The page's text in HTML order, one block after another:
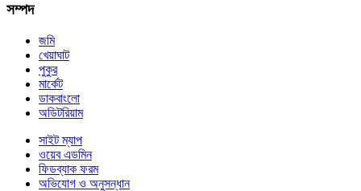
সম্পদ
জমি
খেয়াঘাট
পুকুর
মার্কেট
ডাকবাংলো
অডিটরিয়াম
সাইট ম্যাপ
ওয়েব এডমিন
ফিডব্যাক ফরম
অভিযোগ ও অনুসন্ধান